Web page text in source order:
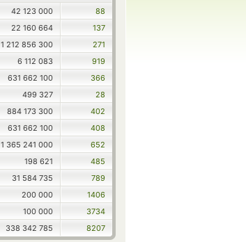
42 123 000
88
22 160 664
137
1 212 856 300
271
6 112 083
919
631 662 100
366
499 327
28
884 173 300
402
631 662 100
408
1 365 241 000
652
198 621
485
31 584 735
789
200 000
1406
100 000
3734
338 342 785 8207